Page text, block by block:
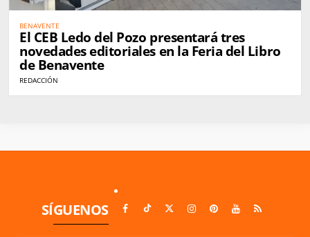
BENAVENTE
El CEB Ledo del Pozo presentará tres
novedades editoriales en la Feria del Libro
de Benavente
REDACCIÓN
SÍGUENOS